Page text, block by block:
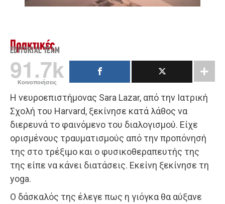
Πρακτικές
EDITORIAL TEAM
91.7k
Κοινοποιήσεις
Η νευροεπιστήμονας Sara Lazar, από την Ιατρική
Σχολή του Harvard, ξεκίνησε κατά λάθος να
διερευνά το φαινόμενο του διαλογισμού. Είχε
ορισμένους τραυματισμούς από την προπόνησή
της στο τρέξιμο και ο φυσικοθεραπευτής της
της είπε να κάνει διατάσεις. Εκείνη ξεκίνησε τη
yoga.
Ο δάσκαλός της έλεγε πως η γιόγκα θα αύξανε